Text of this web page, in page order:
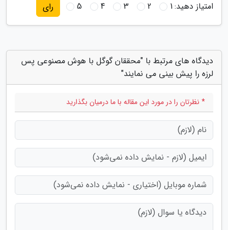
امتیاز دهید:1
2
3
4
5 رای
دیدگاه های مرتبط با "محققان گوگل با هوش مصنوعی پس
لرزه را پیش بینی می نمایند"
* نظرتان را در مورد این مقاله با ما درمیان بگذارید